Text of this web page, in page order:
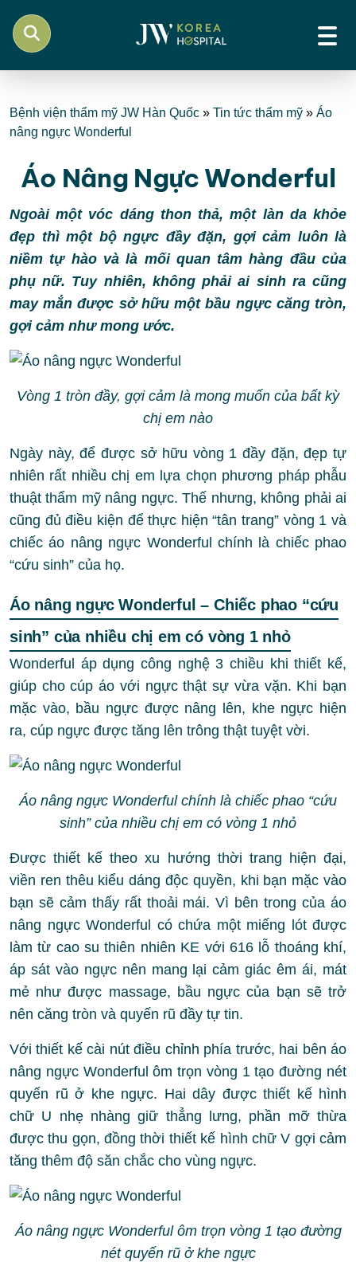
Bệnh viện thẩm mỹ JW Hàn Quốc » Tin tức thẩm mỹ » Áo
nâng ngực Wonderful
Áo Nâng Ngực Wonderful
Ngoài một vóc dáng thon thả, một làn da khỏe
đẹp thì một bộ ngực đầy đặn, gợi cảm luôn là
niềm tự hào và là mối quan tâm hàng đầu của
phụ nữ. Tuy nhiên, không phải ai sinh ra cũng
may mắn được sở hữu một bầu ngực căng tròn,
gợi cảm như mong ước.
Vòng 1 tròn đầy, gợi cảm là mong muốn của bất kỳ
chị em nào
Ngày này, để được sở hữu vòng 1 đầy đặn, đẹp tự
nhiên rất nhiều chị em lựa chọn phương pháp phẫu
thuật thẩm mỹ nâng ngực. Thế nhưng, không phải ai
cũng đủ điều kiện để thực hiện “tân trang” vòng 1 và
chiếc áo nâng ngực Wonderful chính là chiếc phao
“cứu sinh” của họ.
Áo nâng ngực Wonderful – Chiếc phao “cứu
sinh” của nhiều chị em có vòng 1 nhỏ
Wonderful áp dụng công nghệ 3 chiều khi thiết kế,
giúp cho cúp áo với ngực thật sự vừa vặn. Khi bạn
mặc vào, bầu ngực được nâng lên, khe ngực hiện
ra, cúp ngực được tăng lên trông thật tuyệt vời.
Áo nâng ngực Wonderful chính là chiếc phao “cứu
sinh” của nhiều chị em có vòng 1 nhỏ
Được thiết kế theo xu hướng thời trang hiện đại,
viền ren thêu kiểu dáng độc quyền, khi bạn mặc vào
bạn sẽ cảm thấy rất thoải mái. Vì bên trong của áo
nâng ngực Wonderful có chứa một miếng lót được
làm từ cao su thiên nhiên KE với 616 lỗ thoáng khí,
áp sát vào ngực nên mang lại cảm giác êm ái, mát
mẻ như được massage, bầu ngực của bạn sẽ trở
nên căng tròn và quyến rũ đầy tự tin.
Với thiết kế cài nút điều chỉnh phía trước, hai bên áo
nâng ngực Wonderful ôm trọn vòng 1 tạo đường nét
quyến rũ ở khe ngực. Hai dây được thiết kế hình
chữ U nhẹ nhàng giữ thẳng lưng, phần mỡ thừa
được thu gọn, đồng thời thiết kế hình chữ V gợi cảm
tăng thêm độ săn chắc cho vùng ngực.
Áo nâng ngực Wonderful ôm trọn vòng 1 tạo đường
nét quyến rũ ở khe ngực